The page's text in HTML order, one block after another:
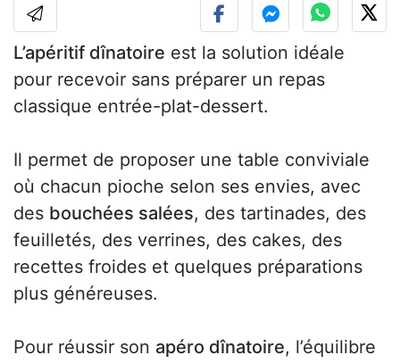
L’apéritif dînatoire est la solution idéale
pour recevoir sans préparer un repas
classique entrée-plat-dessert.
Il permet de proposer une table conviviale
où chacun pioche selon ses envies, avec
des bouchées salées, des tartinades, des
feuilletés, des verrines, des cakes, des
recettes froides et quelques préparations
plus généreuses.
Pour réussir son apéro dînatoire, l’équilibre